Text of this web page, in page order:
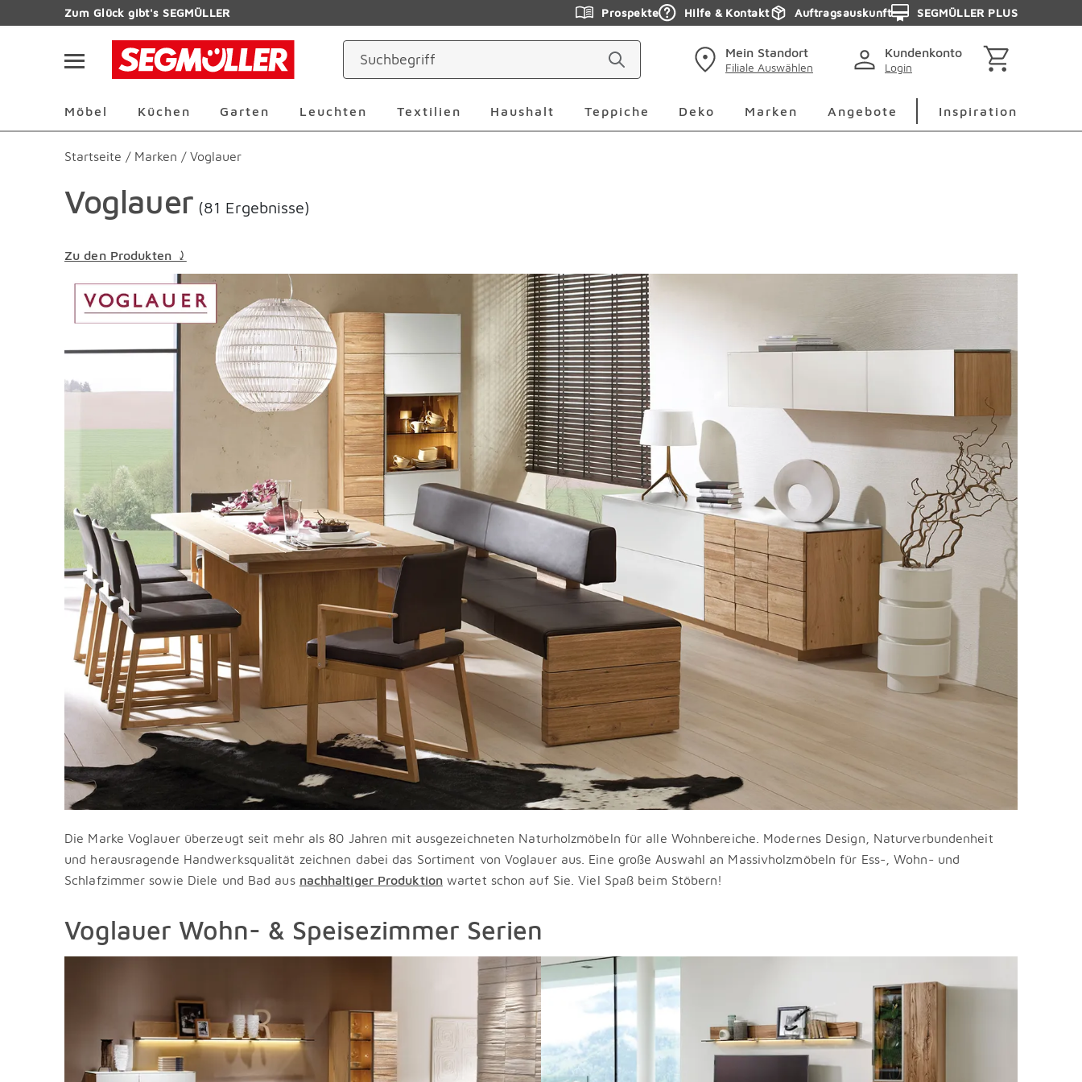
Zum HauptinhaltZum Glück gibt's SEGMÜLLER Prospekte Hilfe & Kontakt Auftragsauskunft SEGMÜLLER PLUS
Mein Standort
Filiale Auswählen
Kundenkonto
Login
Möbel Küchen Garten Leuchten Textilien Haushalt Teppiche Deko Marken
Marken Überspringen
Angebote Inspiration
Startseite / Marken / Voglauer
Voglauer (81 Ergebnisse)
Zu den Produkten ⤸
Die Marke Voglauer überzeugt seit mehr als 80 Jahren mit ausgezeichneten Naturholzmöbeln für alle Wohnbereiche. Modernes Design, Naturverbundenheit
und herausragende Handwerksqualität zeichnen dabei das Sortiment von Voglauer aus. Eine große Auswahl an Massivholzmöbeln für Ess-, Wohn- und
Schlafzimmer sowie Diele und Bad aus nachhaltiger Produktionwartet schon auf Sie. Viel Spaß beim Stöbern!
Voglauer Wohn- & Speisezimmer Serien